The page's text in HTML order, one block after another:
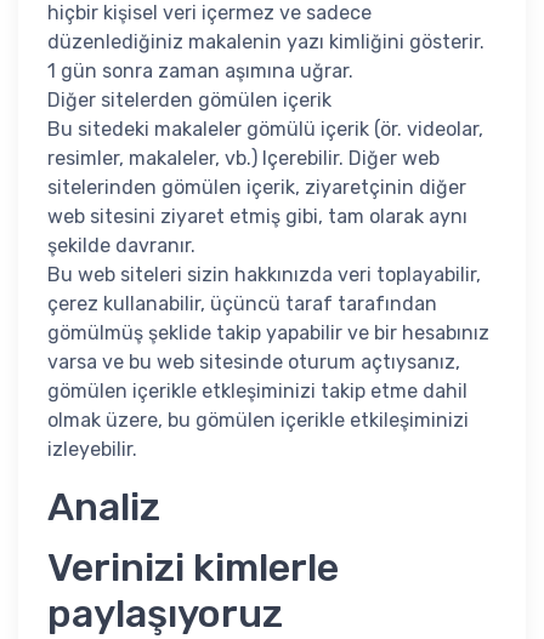
hiçbir kişisel veri içermez ve sadece
düzenlediğiniz makalenin yazı kimliğini gösterir.
1 gün sonra zaman aşımına uğrar.
Diğer sitelerden gömülen içerik
Bu sitedeki makaleler gömülü içerik (ör. videolar,
resimler, makaleler, vb.) Içerebilir. Diğer web
sitelerinden gömülen içerik, ziyaretçinin diğer
web sitesini ziyaret etmiş gibi, tam olarak aynı
şekilde davranır.
Bu web siteleri sizin hakkınızda veri toplayabilir,
çerez kullanabilir, üçüncü taraf tarafından
gömülmüş şeklide takip yapabilir ve bir hesabınız
varsa ve bu web sitesinde oturum açtıysanız,
gömülen içerikle etkleşiminizi takip etme dahil
olmak üzere, bu gömülen içerikle etkileşiminizi
izleyebilir.
Analiz
Verinizi kimlerle
paylaşıyoruz